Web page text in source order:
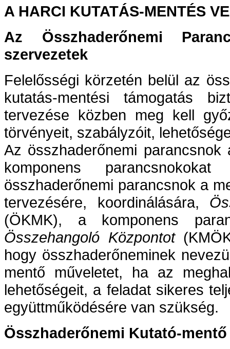
A HARCI KUTATÁS-MENTÉS
Az Összhaderőnemi
szervezetek
Felelősségi körzetén belül az
kutatás-mentési támogatás
tervezése közben meg kell
törvényeit, szabályzóit,
Az összhaderőnemi
komponens
összhaderőnemi parancsnok a
tervezésére, koordinálására,
(ÖKMK), a komponens
Összehangoló Központot
hogy összhaderőneminek
mentő műveletet, ha az
lehetőségeit, a feladat sikeres
együttműködésére van szükség.
Összhaderőnemi Kutató-